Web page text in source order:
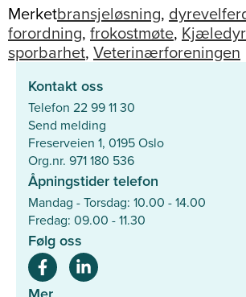
Merketbransjeløsning,
forordning, frokostmøte,
sporbarhet, Veterinærforeningen
Kontakt oss
Telefon 22 99 11 30
Send melding
Freserveien 1, 0195 Oslo
Org.nr. 971 180 536
Åpningstider telefon
Mandag - Torsdag: 10.00 - 14.00
Fredag: 09.00 - 11.30
Følg oss